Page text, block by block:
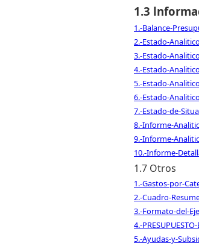
1.3
1.-Balance-
2.-Estado-
3.-Estado-
4.-Estado-
5.-Estado-
6.-Estado-
7.-Estado-de-
8.-Informe-
9.-Informe-
10.-Informe-
1.7 Otros
1.-Gastos-por-
2.-Cuadro-
3.-Formato-del-
4.-
5.-Ayudas-y-